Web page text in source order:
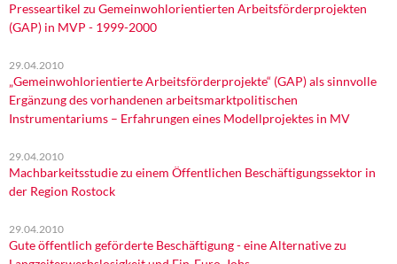
Presseartikel zu Gemeinwohlorientierten Arbeitsförderprojekten
(GAP) in MVP - 1999-2000
29.04.2010
„Gemeinwohlorientierte Arbeitsförderprojekte“ (GAP) als sinnvolle
Ergänzung des vorhandenen arbeitsmarktpolitischen
Instrumentariums – Erfahrungen eines Modellprojektes in MV
29.04.2010
Machbarkeitsstudie zu einem Öffentlichen Beschäftigungssektor in
der Region Rostock
29.04.2010
Gute öffentlich geförderte Beschäftigung - eine Alternative zu